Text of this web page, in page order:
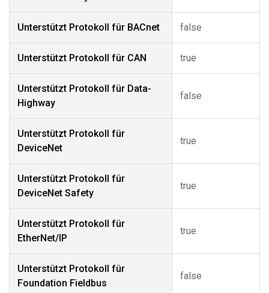
Unterstützt Protokoll für BACnet false
Unterstützt Protokoll für CAN true
Unterstützt Protokoll für Data-
Highway
false
Unterstützt Protokoll für
DeviceNet
true
Unterstützt Protokoll für
DeviceNet Safety
true
Unterstützt Protokoll für
EtherNet/IP
true
Unterstützt Protokoll für
Foundation Fieldbus
false